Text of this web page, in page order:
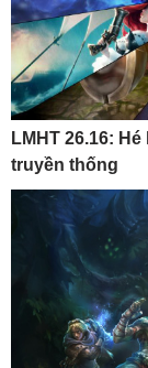
LMHT 26.16:
truyền thống